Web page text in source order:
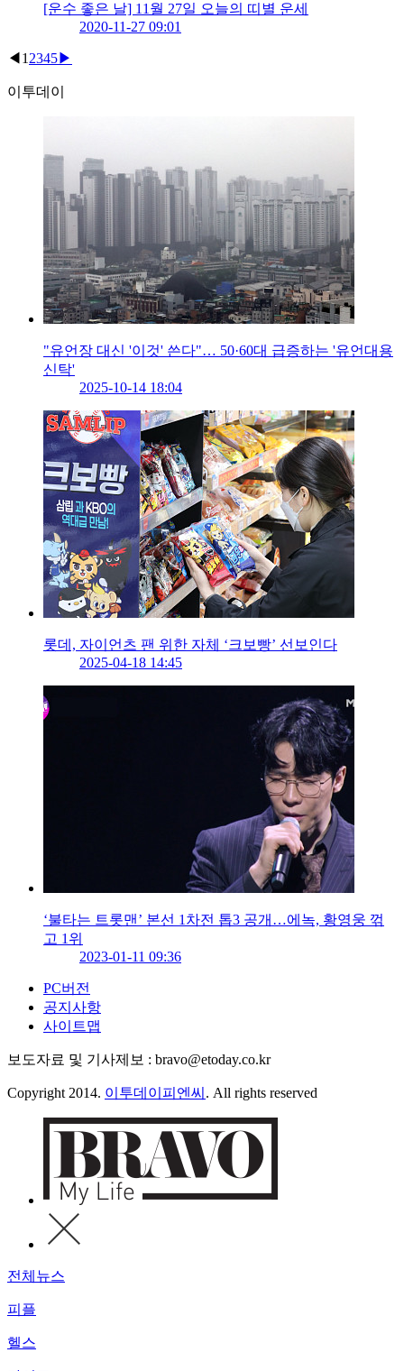
[운수 좋은 날] 11월 27일 오늘의 띠별 운세
2020-11-27 09:01
◀ 1 2345▶
이투데이
"유언장 대신 '이것' 쓴다"… 50·60대 급증하는 '유언대용
신탁'
2025-10-14 18:04
롯데, 자이언츠 팬 위한 자체 ‘크보빵’ 선보인다
2025-04-18 14:45
‘불타는 트롯맨’ 본선 1차전 톱3 공개…에녹, 황영웅 꺾
고 1위
2023-01-11 09:36
PC버전
공지사항
사이트맵
보도자료 및 기사제보 : bravo@etoday.co.kr
Copyright 2014. 이투데이피엔씨 . All rights reserved
전체뉴스
피플
헬스